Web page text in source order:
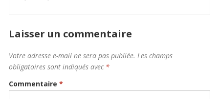
Laisser un commentaire
Votre adresse e-mail ne sera pas publiée. Les champs
obligatoires sont indiqués avec *
Commentaire *